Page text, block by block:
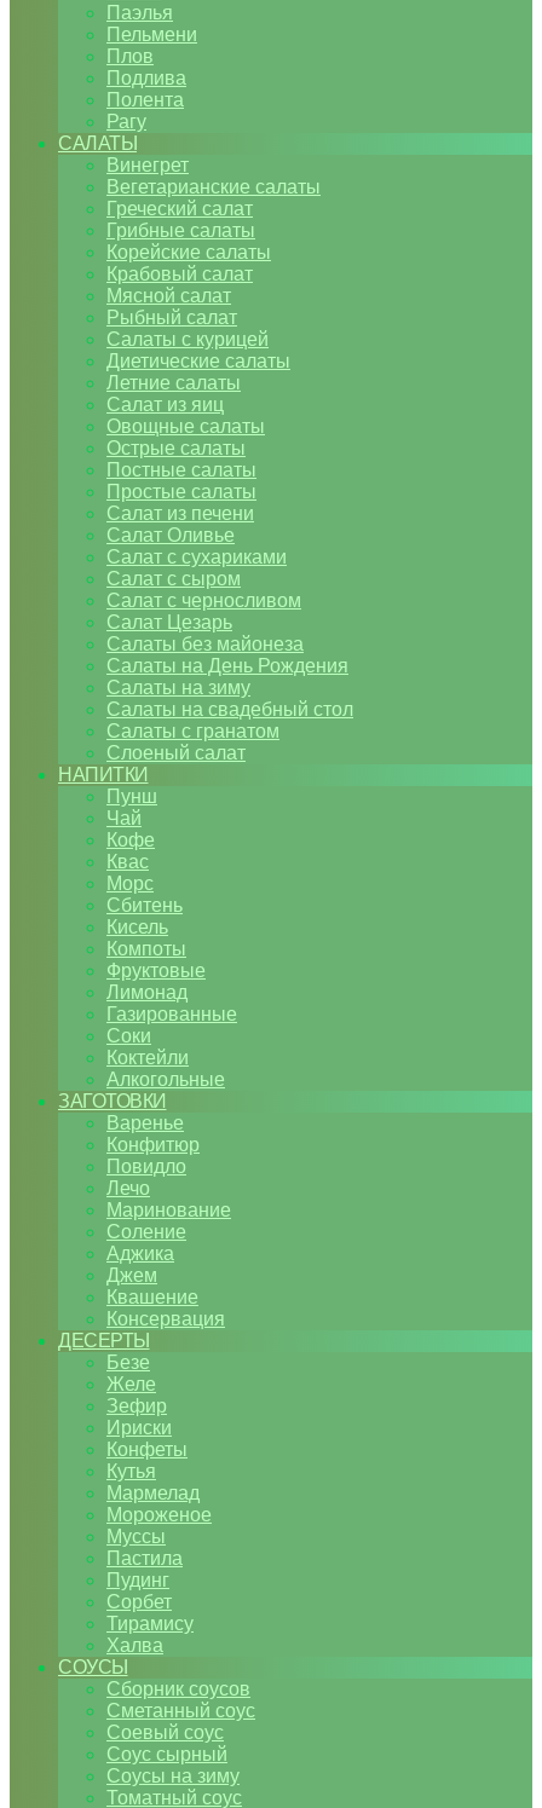
Паэлья
Пельмени
Плов
Подлива
Полента
Рагу
САЛАТЫ
Винегрет
Вегетарианские салаты
Греческий салат
Грибные салаты
Корейские салаты
Крабовый салат
Мясной салат
Рыбный салат
Салаты с курицей
Диетические салаты
Летние салаты
Салат из яиц
Овощные салаты
Острые салаты
Постные салаты
Простые салаты
Салат из печени
Салат Оливье
Салат с сухариками
Салат с сыром
Салат с черносливом
Салат Цезарь
Салаты без майонеза
Салаты на День Рождения
Салаты на зиму
Салаты на свадебный стол
Салаты с гранатом
Слоеный салат
НАПИТКИ
Пунш
Чай
Кофе
Квас
Морс
Сбитень
Кисель
Компоты
Фруктовые
Лимонад
Газированные
Соки
Коктейли
Алкогольные
ЗАГОТОВКИ
Варенье
Конфитюр
Повидло
Лечо
Маринование
Соление
Аджика
Джем
Квашение
Консервация
ДЕСЕРТЫ
Безе
Желе
Зефир
Ириски
Конфеты
Кутья
Мармелад
Мороженое
Муссы
Пастила
Пудинг
Сорбет
Тирамису
Халва
СОУСЫ
Сборник соусов
Сметанный соус
Соевый соус
Соус сырный
Соусы на зиму
Томатный соус